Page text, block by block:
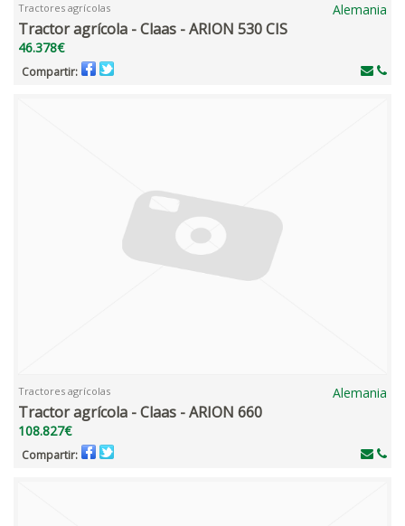
Tractores agrícolas Alemania
Tractor agrícola - Claas - ARION 530 CIS
46.378€
Compartir:
Tractores agrícolas Alemania
Tractor agrícola - Claas - ARION 660
108.827€
Compartir: